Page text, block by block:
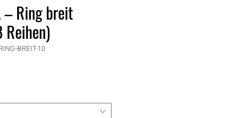
– Ring breit
BREIT-10